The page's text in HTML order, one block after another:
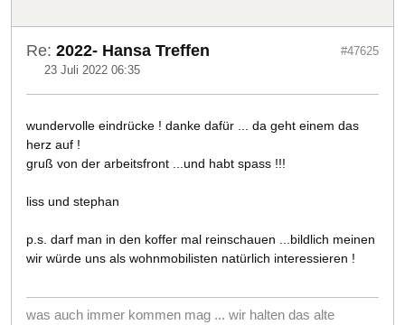
Re: 2022- Hansa Treffen
23 Juli 2022 06:35
#47625
wundervolle eindrücke ! danke dafür ... da geht einem das
herz auf !
gruß von der arbeitsfront ...und habt spass !!!
liss und stephan
p.s. darf man in den koffer mal reinschauen ...bildlich meinen
wir würde uns als wohnmobilisten natürlich interessieren !
was auch immer kommen mag ... wir halten das alte